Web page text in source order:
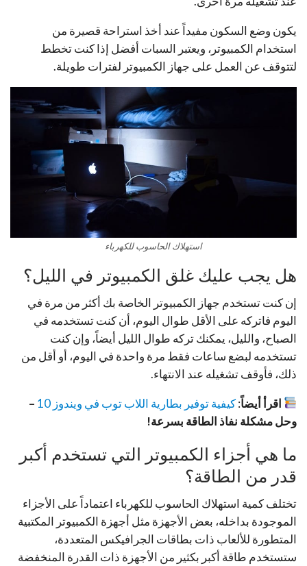
يكون وضع السكون مفيداً عند أخذ استراحة قصيرة من
استخدام الكمبيوتر، ويعتبر السبات أفضل إذا كنت تخطط
لتتوقف عن العمل على جهاز الكمبيوتر لفترات طويلة.
استهلاك الحاسوب للكهرباء
هل يجب عليك غلق الكمبيوتر في الليل؟
إن كنت تستخدم جهاز الكمبيوتر الخاصة بك أكثر من مرة في
اليوم فاتركه على الأقل طوال اليوم، أن كنت تستخدمه في
الصباح، والليل، يمكنك تركه طوال الليل أيضاً، وإن كنت
تستخدمه لبضع ساعات فقط مرة واحدة في اليوم، أو أقل من
ذلك، فأوقف تشغيله عند الانتهاء.
اقرأ أيضاً:كيفية توفير بطارية اللاب توب في ويندوز 10
–
وحل مشكلة نفاذ الطاقة بسرعة!
ما هي أجزاء الكمبيوتر التي تستخدم أكبر
قدر من الطاقة؟
تختلف كمية استهلاك الحاسوب للكهرباء اعتماداً على الأجزاء
الموجودة بداخله، بعض الأجهزة مثل أجهزة الكمبيوتر المكتبية
المتطورة للألعاب ذات بطاقات الجرافيكس المتعددة،
ستستخدم طاقة أكبر بكثير من الأجهزة ذات القدرة المنخفضة